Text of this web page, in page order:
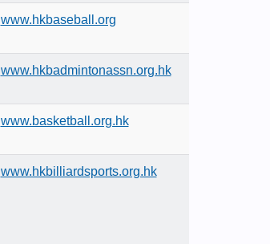
www.hkbaseball.org
www.hkbadmintonassn.org.hk
www.basketball.org.hk
www.hkbilliardsports.org.hk